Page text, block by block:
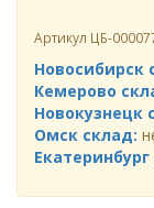
Артикул ЦБ-
Новосибирск
Кемерово
Новокузнецк
Омск склад: